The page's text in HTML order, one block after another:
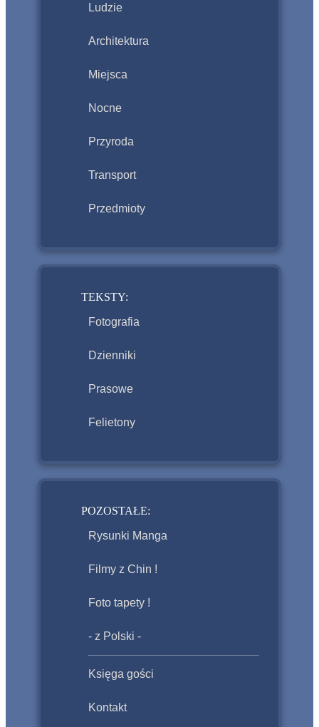
Ludzie
Architektura
Miejsca
Nocne
Przyroda
Transport
Przedmioty
TEKSTY:
Fotografia
Dzienniki
Prasowe
Felietony
POZOSTAŁE:
Rysunki Manga
Filmy z Chin !
Foto tapety !
- z Polski -
Księga gości
Kontakt